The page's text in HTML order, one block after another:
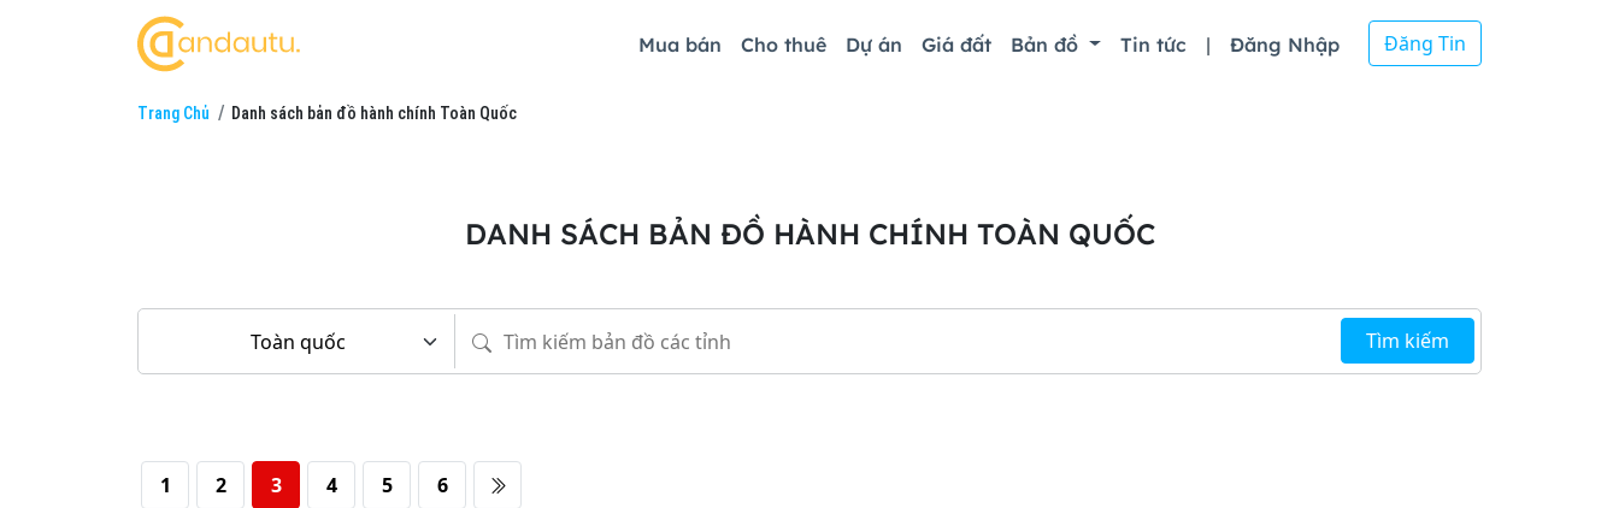
Mua bán Cho thuê Dự án Giá đất Bản đồ Tin tức | Đăng Nhập Đăng Tin
Trang Chủ Danh sách bản đồ hành chính Toàn Quốc
DANH SÁCH BẢN ĐỒ HÀNH CHÍNH TOÀN QUỐC
Tìm kiếm
1 2 3 4 5 6